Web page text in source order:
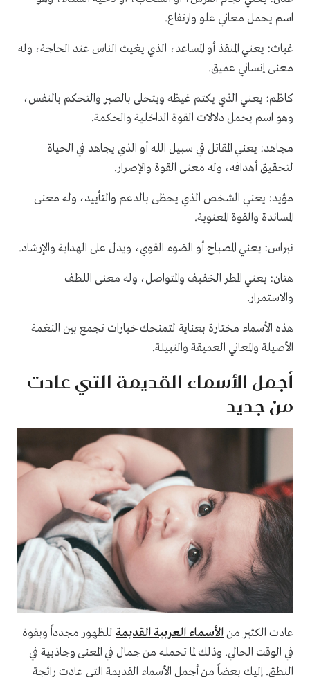
اسم يحمل معاني علو وارتفاع.
غياث: يعني المنقذ أو المساعد، الذي يغيث الناس عند الحاجة، وله
معنى إنساني عميق.
كاظم: يعني الذي يكتم غيظه ويتحلى بالصبر والتحكم بالنفس،
وهو اسم يحمل دلالات القوة الداخلية والحكمة.
مجاهد: يعني المقاتل في سبيل الله أو الذي يجاهد في الحياة
لتحقيق أهدافه، وله معنى القوة والإصرار.
مؤيد: يعني الشخص الذي يحظى بالدعم والتأييد، وله معنى
المساندة والقوة المعنوية.
نبراس: يعني المصباح أو الضوء القوي، ويدل على الهداية والإرشاد.
هتان: يعني المطر الخفيف والمتواصل، وله معنى اللطف
والاستمرار.
هذه الأسماء مختارة بعناية لتمنحك خيارات تجمع بين النغمة
الأصيلة والمعاني العميقة والنبيلة.
أجمل الأسماء القديمة التي عادت
من جديد
عادت الكثير منالأسماء العربية القديمة للظهور مجدداً وبقوة
في الوقت الحالي. وذلك لما تحمله من جمال في المعنى وجاذبية في
النطق. إليك بعضاً من أجمل الأسماء القديمة التي عادت رائجة